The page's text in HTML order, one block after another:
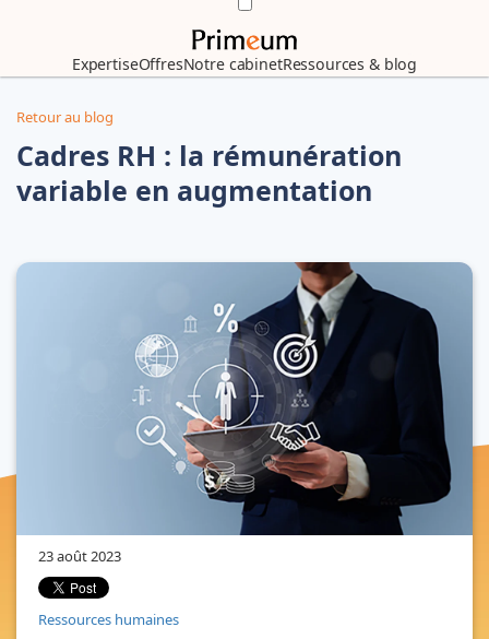
ExpertiseOffresNotre cabinetRessources & blog
Retour au blog
Cadres RH : la rémunération
variable en augmentation
23 août 2023
Ressources humaines